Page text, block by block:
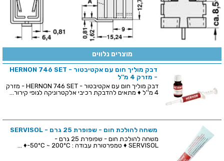
מוצרים נלווים
דבק מוליך חום עם אקטיבטור - HERNON 746 SET
- מזרק 4 מ''ל
דבק מוליך חום עם אקטיבטור - HERNON 746 SET - מזרק
4 מ''ל ♦ מתאים להדבקת רכיבי אלקטרוניקה לגופי קירור...
משחה להולכת חום - שפופרת 25 גרם - SERVISOL
משחה להולכת חום - שפופרת 25 גרם -
SERVISOL ♦ טמפרטורת עבודה : 50ºC ~ 200ºC-♦ ...